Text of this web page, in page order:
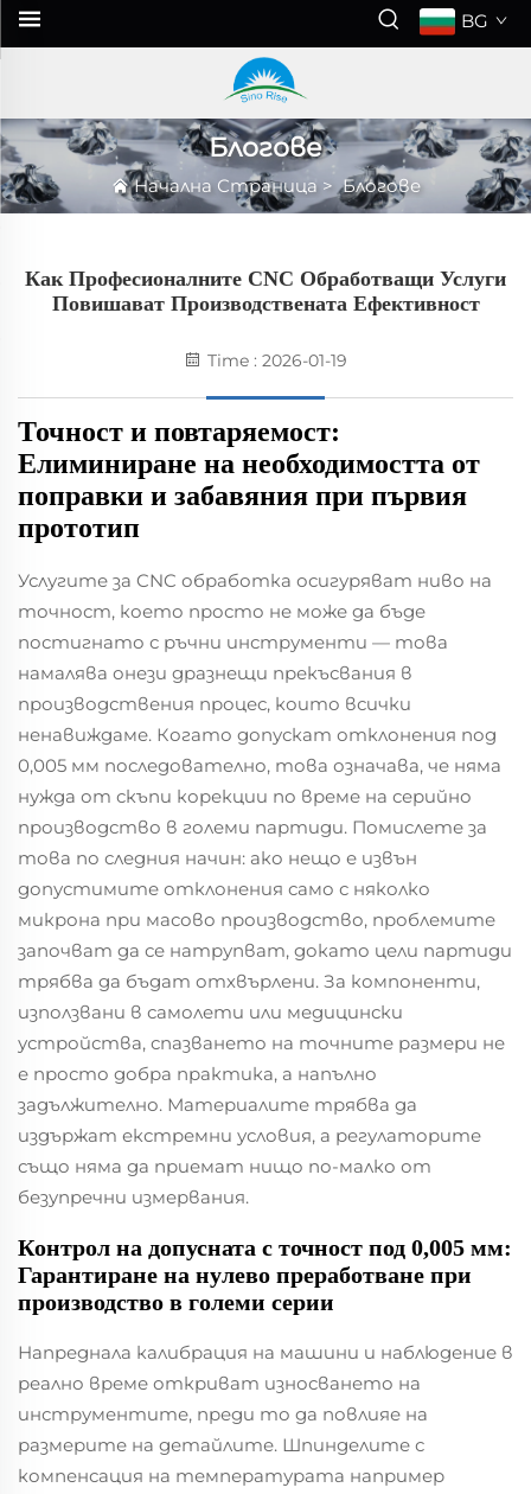
BG
Блогове
Начална Страница>Блогове
Как Професионалните CNC Обработващи Услуги
Повишават Производствената Ефективност
Time : 2026-01-19
Точност и повтаряемост:
Елиминиране на необходимостта от
поправки и забавяния при първия
прототип
Услугите за CNC обработка осигуряват ниво на
точност, което просто не може да бъде
постигнато с ръчни инструменти — това
намалява онези дразнещи прекъсвания в
производствения процес, които всички
ненавиждаме. Когато допускат отклонения под
0,005 мм последователно, това означава, че няма
нужда от скъпи корекции по време на серийно
производство в големи партиди. Помислете за
това по следния начин: ако нещо е извън
допустимите отклонения само с няколко
микрона при масово производство, проблемите
започват да се натрупват, докато цели партиди
трябва да бъдат отхвърлени. За компоненти,
използвани в самолети или медицински
устройства, спазването на точните размери не
е просто добра практика, а напълно
задължително. Материалите трябва да
издържат екстремни условия, а регулаторите
също няма да приемат нищо по-малко от
безупречни измервания.
Контрол на допусната с точност под 0,005 мм:
Гарантиране на нулево преработване при
производство в големи серии
Напреднала калибрация на машини и наблюдение в
реално време откриват износването на
инструментите, преди то да повлияе на
размерите на детайлите. Шпинделите с
компенсация на температурата например